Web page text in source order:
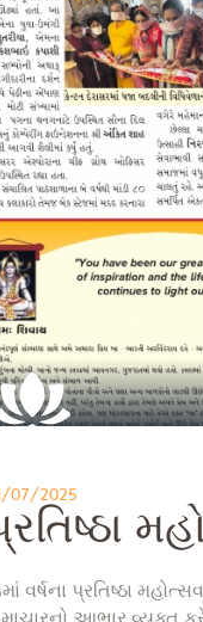
07/2025
પ્રતિષ્ઠા